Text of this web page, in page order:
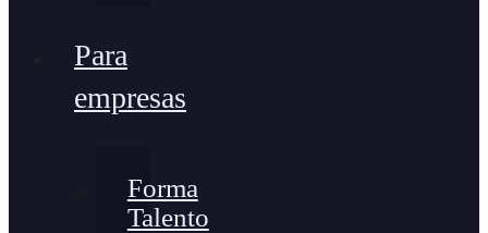
Para
empresas
Forma
Talento